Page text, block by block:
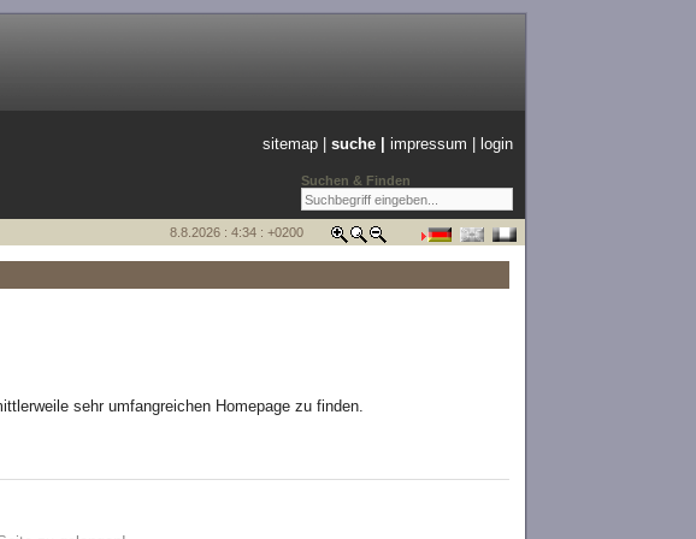
Suchen & Finden
sitemap |suche |impressum login
8.8.2026 : 4:34 : +0200
sehr umfangreichen Homepage zu finden.